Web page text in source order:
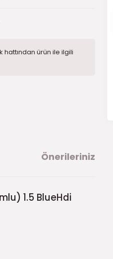
ürün ile ilgili
Önerileriniz
1.5 BlueHdi